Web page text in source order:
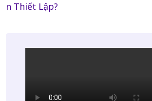
n Thiết Lập?